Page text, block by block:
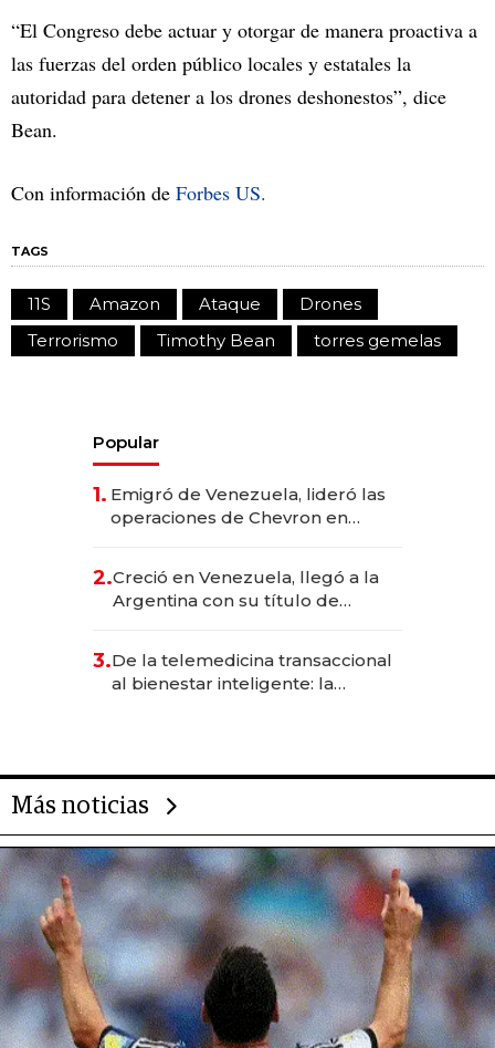
“El Congreso debe actuar y otorgar de manera proactiva a
las fuerzas del orden público locales y estatales la
autoridad para detener a los drones deshonestos”, dice
Bean.
Con información de Forbes US.
TAGS
11S Amazon Ataque
Drones
Terrorismo
Timothy Bean torres gemelas
Popular
1. Emigró de Venezuela, lideró las
operaciones de Chevron en
2.Creció en Venezuela, llegó a la
Argentina con su título de
las marcas "fast premium"
3.De la telemedicina transaccional
al bienestar inteligente: la
Más noticias